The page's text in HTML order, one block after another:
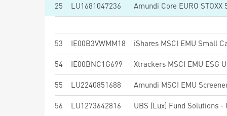
25 LU1681047236 Amundi Core EURO STOXX
53 IE00B3VWMM18 iShares MSCI EMU Small
54 IE00BNC1G699 Xtrackers MSCI EMU ESG
55 LU2240851688 Amundi MSCI EMU
56 LU1273642816